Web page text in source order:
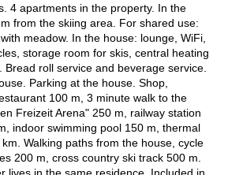
4 apartments in the property. In the
from the skiing area. For shared use:
meadow. In the house: lounge, WiFi,
storage room for skis, central heating
Bread roll service and beverage service.
Parking at the house. Shop,
100 m, 3 minute walk to the
Freizeit Arena" 250 m, railway station
indoor swimming pool 150 m, thermal
Walking paths from the house, cycle
200 m, cross country ski track 500 m.
lives in the same residence. Included in